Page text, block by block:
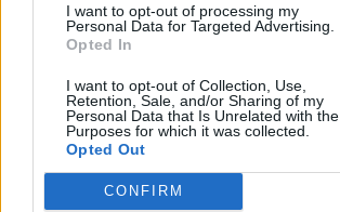
I want to opt-out of processing my
Personal Data for Targeted Advertising.
Opted In
I want to opt-out of Collection, Use,
Retention, Sale, and/or Sharing of my
Personal Data that Is Unrelated with the
Purposes for which it was collected.
Opted Out
CONFIRM
ΤΕΛΕΥΤΑΙΟ ΤΕΥΧΟΣ
Περιεχόμενα τεύχους